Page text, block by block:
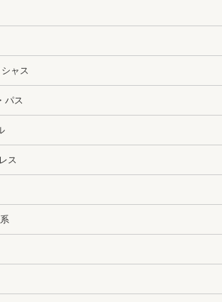
ャス
パス
ス